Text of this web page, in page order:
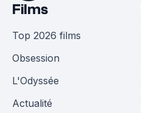
Films
Top 2026 films
Obsession
L'Odyssée
Actualité